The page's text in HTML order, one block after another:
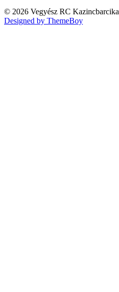
© 2026 Vegyész RC Kazincbarcika
Designed by ThemeBoy